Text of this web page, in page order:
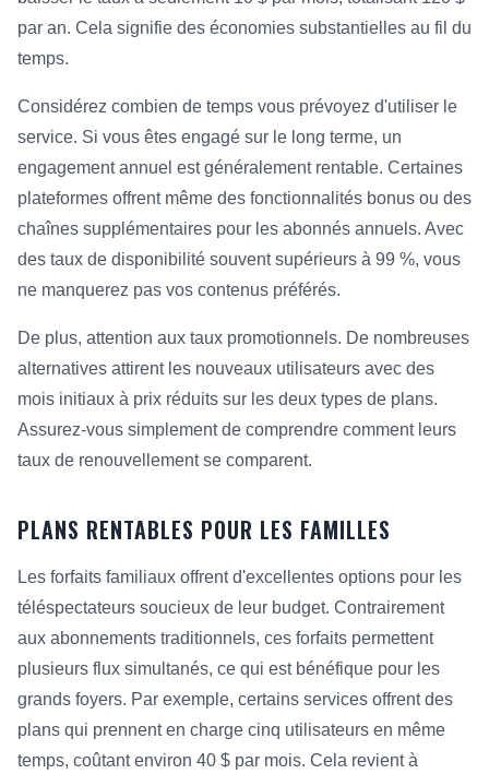
par an. Cela signifie des économies substantielles au fil du
temps.
Considérez combien de temps vous prévoyez d'utiliser le
service. Si vous êtes engagé sur le long terme, un
engagement annuel est généralement rentable. Certaines
plateformes offrent même des fonctionnalités bonus ou des
chaînes supplémentaires pour les abonnés annuels. Avec
des taux de disponibilité souvent supérieurs à 99 %, vous
ne manquerez pas vos contenus préférés.
De plus, attention aux taux promotionnels. De nombreuses
alternatives attirent les nouveaux utilisateurs avec des
mois initiaux à prix réduits sur les deux types de plans.
Assurez-vous simplement de comprendre comment leurs
taux de renouvellement se comparent.
PLANS RENTABLES POUR LES FAMILLES
Les forfaits familiaux offrent d'excellentes options pour les
téléspectateurs soucieux de leur budget. Contrairement
aux abonnements traditionnels, ces forfaits permettent
plusieurs flux simultanés, ce qui est bénéfique pour les
grands foyers. Par exemple, certains services offrent des
plans qui prennent en charge cinq utilisateurs en même
temps, coûtant environ 40 $ par mois. Cela revient à